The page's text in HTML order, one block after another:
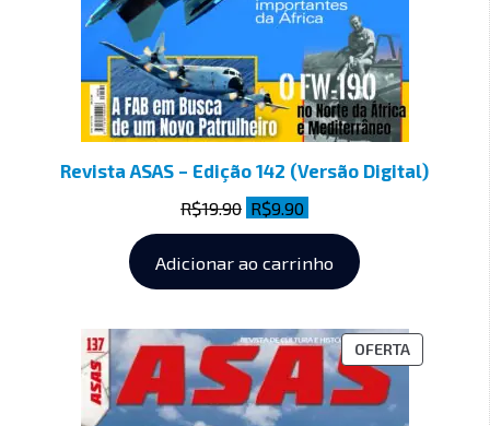
Revista ASAS – Edição 142 (Versão Digital)
R$19.90 R$9.90
Adicionar ao carrinho
OFERTA